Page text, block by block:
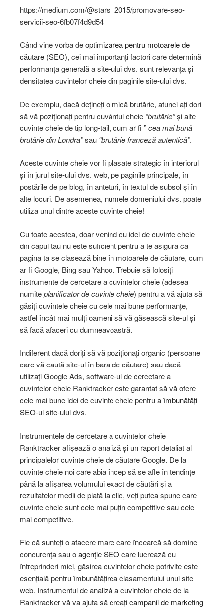
https://medium.com/@stars_2015/promovare-seo-
servicii-seo-6fb07f4d9d54
Când vine vorba deoptimizarea pentru motoarele de
căutare (SEO), cei mai importanți factori care determină
performanța generală a site-ului dvs. sunt relevanța și
densitatea cuvintelor cheie din paginile site-ului dvs.
De exemplu, dacă dețineți o mică brutărie, atunci ați dori
să vă poziționați pentru cuvântul cheie “brutărie”și alte
cuvinte cheie de tip long-tail, cum ar fi ”cea mai bună
brutărie din Londra”sau “brutărie franceză autentică”.
Aceste cuvinte cheie vor fi plasate strategic în interiorul
și în jurul site-ului dvs. web, pe paginile principale, în
postările de pe blog, în anteturi, în textul de subsol și în
alte locuri. De asemenea, numele domeniului dvs. poate
utiliza unul dintre aceste cuvinte cheie!
Cu toate acestea, doar venind cu idei de cuvinte cheie
din capul tău nu este suficient pentru a te asigura că
pagina ta se clasează bine în motoarele de căutare, cum
ar fi Google, Bing sau Yahoo. Trebuie să folosiți
instrumente de cercetare a cuvintelor cheie (adesea
numiteplanificator de cuvinte cheie) pentru a vă ajuta să
găsiți cuvintele cheie cu cele mai bune performanțe,
astfel încât mai mulți oameni să vă găsească site-ul și
să facă afaceri cu dumneavoastră.
Indiferent dacă doriți să vă poziționați organic (persoane
care vă caută site-ul în bara de căutare) sau dacă
utilizați Google Ads, software-ul de cercetare a
cuvintelor cheie Ranktracker este garantat să vă ofere
cele mai bune idei de cuvinte cheie pentru aîmbunătăți
SEO-ul site-ului dvs.
Instrumentele de cercetare a cuvintelor cheie
Ranktracker afișează o analiză și un raport detaliat al
principalelor cuvinte cheie de căutare Google. De la
cuvinte cheie noi care abia încep să se afle în tendințe
până la afișarea volumului exact de căutări și a
rezultatelor medii de plată la clic, veți putea spune care
cuvinte cheie sunt cele mai puțin competitive sau cele
mai competitive.
Fie că sunteți o afacere mare care încearcă să domine
concurența sau oagenție SEO care lucrează cu
întreprinderi mici, găsirea cuvintelor cheie potrivite este
esențială pentru îmbunătățirea clasamentului unui site
web. Instrumentul de analiză a cuvintelor cheie de la
Ranktracker vă va ajuta să creațicampanii de marketing